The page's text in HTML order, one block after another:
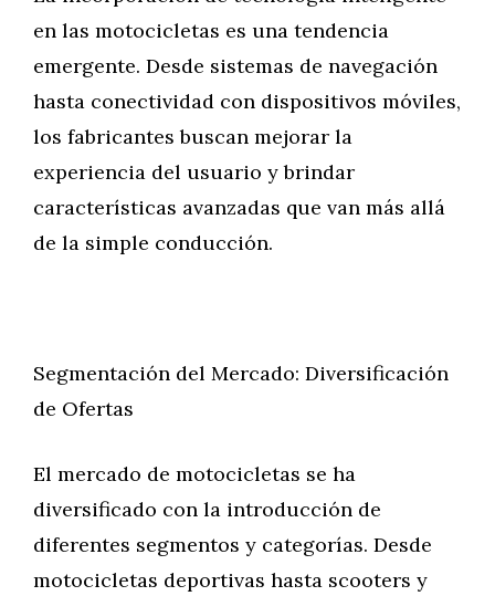
en las motocicletas es una tendencia
emergente. Desde sistemas de navegación
hasta conectividad con dispositivos móviles,
los fabricantes buscan mejorar la
experiencia del usuario y brindar
características avanzadas que van más allá
de la simple conducción.
Segmentación del Mercado: Diversificación
de Ofertas
El mercado de motocicletas se ha
diversificado con la introducción de
diferentes segmentos y categorías. Desde
motocicletas deportivas hasta scooters y